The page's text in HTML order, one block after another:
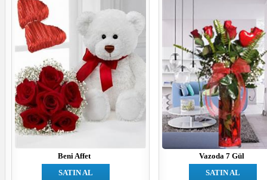
Beni Affet
SATIN AL
Vazoda 7 Gül
SATIN AL